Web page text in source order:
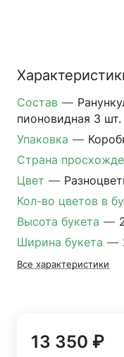
Состав —
пионовидная 3 шт.
Упаковка —
Страна
Цвет —
Кол-во цветов в
Высота букета —
Ширина букета —
Все характеристики
13 350 ₽